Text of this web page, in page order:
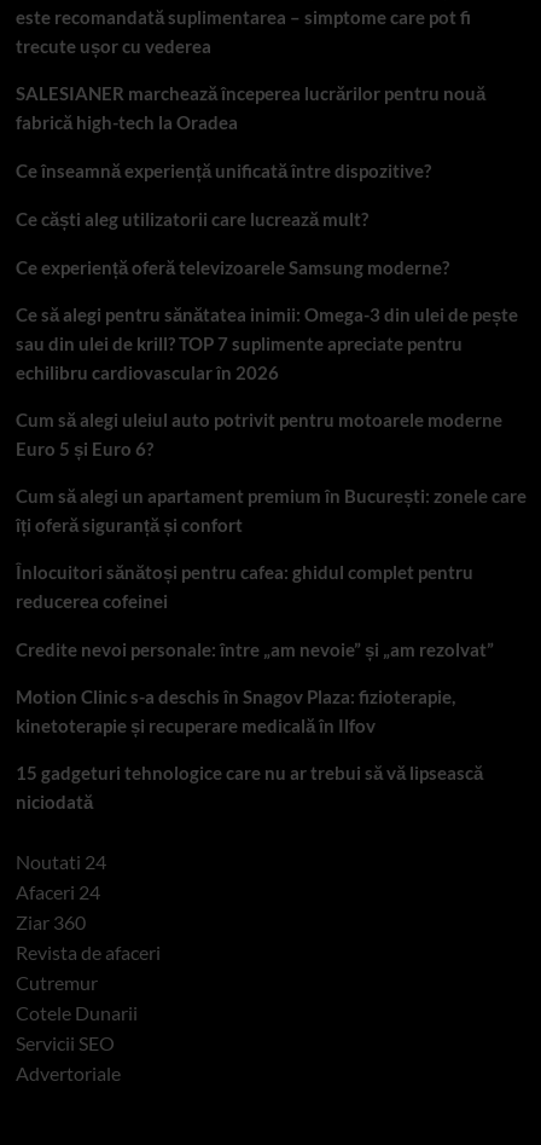
este recomandată suplimentarea – simptome care pot fi
trecute ușor cu vederea
SALESIANER marchează începerea lucrărilor pentru nouă
fabrică high-tech la Oradea
Ce înseamnă experiență unificată între dispozitive?
Ce căști aleg utilizatorii care lucrează mult?
Ce experiență oferă televizoarele Samsung moderne?
Ce să alegi pentru sănătatea inimii: Omega-3 din ulei de pește
sau din ulei de krill? TOP 7 suplimente apreciate pentru
echilibru cardiovascular în 2026
Cum să alegi uleiul auto potrivit pentru motoarele moderne
Euro 5 și Euro 6?
Cum să alegi un apartament premium în București: zonele care
îți oferă siguranță și confort
Înlocuitori sănătoși pentru cafea: ghidul complet pentru
reducerea cofeinei
Credite nevoi personale: între „am nevoie” și „am rezolvat”
Motion Clinic s-a deschis în Snagov Plaza: fizioterapie,
kinetoterapie și recuperare medicală în Ilfov
15 gadgeturi tehnologice care nu ar trebui să vă lipsească
niciodată
Noutati 24
Afaceri 24
Ziar 360
Revista de afaceri
Cutremur
Cotele Dunarii
Servicii SEO
Advertoriale